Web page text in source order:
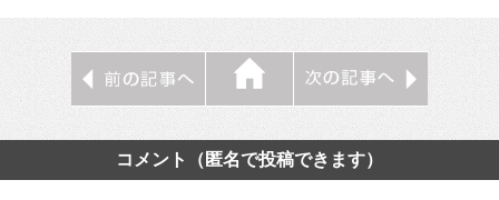
コメント（匿名で投稿できます）